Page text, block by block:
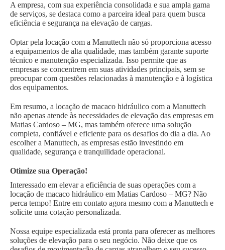
A empresa, com sua experiência consolidada e sua ampla gama
de serviços, se destaca como a parceira ideal para quem busca
eficiência e segurança na elevação de cargas.
Optar pela locação com a Manuttech não só proporciona acesso
a equipamentos de alta qualidade, mas também garante suporte
técnico e manutenção especializada. Isso permite que as
empresas se concentrem em suas atividades principais, sem se
preocupar com questões relacionadas à manutenção e à logística
dos equipamentos.
Em resumo, a locação de macaco hidráulico com a Manuttech
não apenas atende às necessidades de elevação das empresas em
Matias Cardoso – MG, mas também oferece uma solução
completa, confiável e eficiente para os desafios do dia a dia. Ao
escolher a Manuttech, as empresas estão investindo em
qualidade, segurança e tranquilidade operacional.
Otimize sua Operação!
Interessado em elevar a eficiência de suas operações com a
locação de macaco hidráulico em Matias Cardoso – MG? Não
perca tempo! Entre em contato agora mesmo com a Manuttech e
solicite uma cotação personalizada.
Nossa equipe especializada está pronta para oferecer as melhores
soluções de elevação para o seu negócio. Não deixe que os